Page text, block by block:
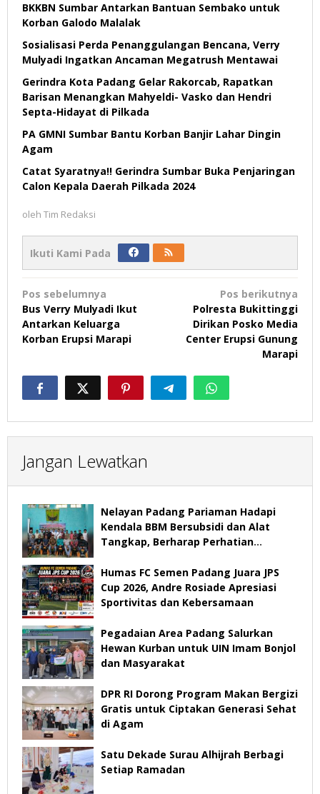
BKKBN Sumbar Antarkan Bantuan Sembako untuk
Korban Galodo Malalak
Sosialisasi Perda Penanggulangan Bencana, Verry
Mulyadi Ingatkan Ancaman Megatrush Mentawai
Gerindra Kota Padang Gelar Rakorcab, Rapatkan
Barisan Menangkan Mahyeldi- Vasko dan Hendri
Septa-Hidayat di Pilkada
PA GMNI Sumbar Bantu Korban Banjir Lahar Dingin
Agam
Catat Syaratnya!! Gerindra Sumbar Buka Penjaringan
Calon Kepala Daerah Pilkada 2024
oleh Tim Redaksi
Ikuti Kami Pada
Navigasi
pos
Pos sebelumnya
Bus Verry Mulyadi Ikut
Antarkan Keluarga
Korban Erupsi Marapi
Pos berikutnya
Polresta Bukittinggi
Dirikan Posko Media
Center Erupsi Gunung
Marapi
Jangan Lewatkan
Nelayan Padang Pariaman Hadapi
Kendala BBM Bersubsidi dan Alat
Tangkap, Berharap Perhatian
Humas FC Semen Padang Juara JPS
Cup 2026, Andre Rosiade Apresiasi
Sportivitas dan Kebersamaan
Pegadaian Area Padang Salurkan
Hewan Kurban untuk UIN Imam Bonjol
dan Masyarakat
DPR RI Dorong Program Makan Bergizi
Gratis untuk Ciptakan Generasi Sehat
di Agam
Satu Dekade Surau Alhijrah Berbagi
Setiap Ramadan